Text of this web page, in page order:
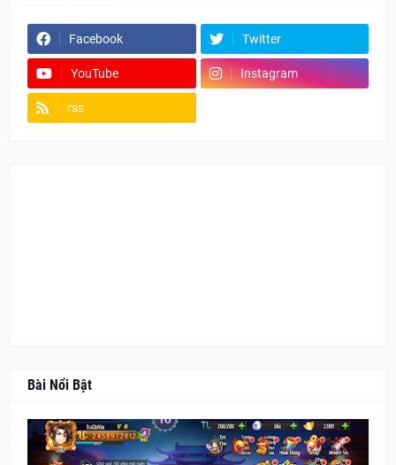
Facebook Twitter
YouTube Instagram
rss
Bài Nổi Bật